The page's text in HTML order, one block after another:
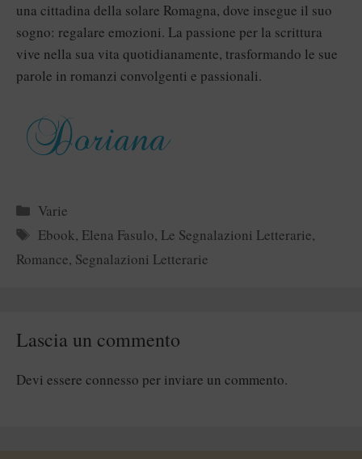
una cittadina della solare Romagna, dove insegue il suo
sogno: regalare emozioni. La passione per la scrittura
vive nella sua vita quotidianamente, trasformando le sue
parole in romanzi convolgenti e passionali.
Categorie
Varie
Tag
Ebook, Elena Fasulo, Le Segnalazioni Letterarie,
Romance, Segnalazioni Letterarie
Lascia un commento
Devi essere connesso per inviare un commento.